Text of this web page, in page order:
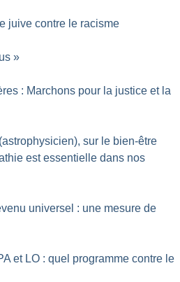
juive contre le racisme
»
: Marchons pour la justice et la
sur le bien-être
est essentielle dans nos
universel : une mesure de
et LO : quel programme contre le